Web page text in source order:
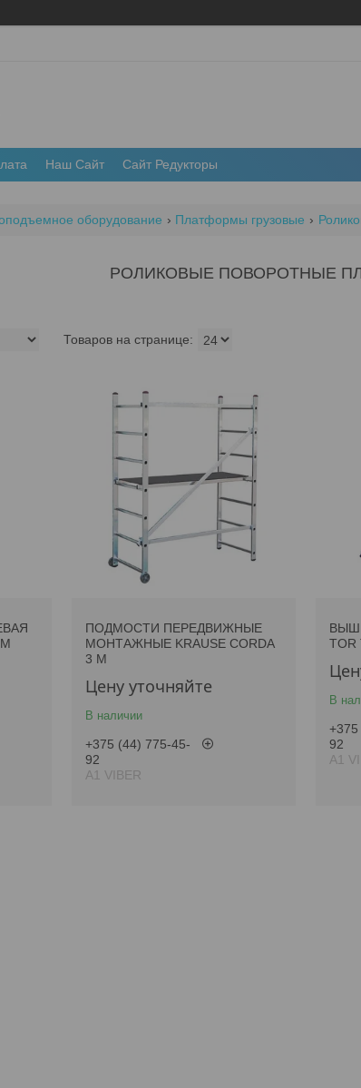
Наш Сайт Сайт Редукторы
оборудование Платформы грузовые
РОЛИКОВЫЕ ПОВОРОТНЫЕ
ПОДМОСТИ ПЕРЕДВИЖНЫЕ
МОНТАЖНЫЕ KRAUSE CORDA
3 М
Цену уточняйте
В наличии
+375 (44) 775-45-
92
А1 VIBER
В
92
А1